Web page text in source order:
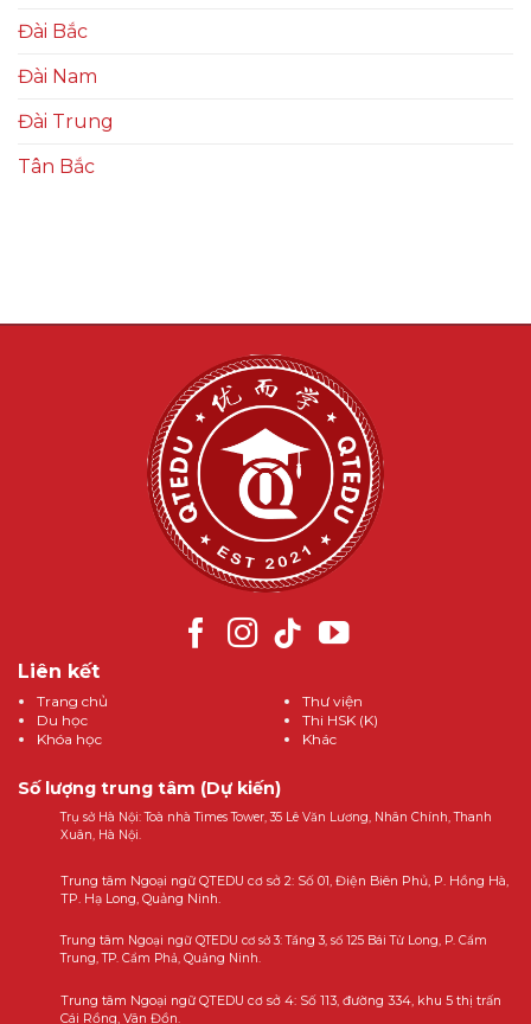
Đài Bắc
Đài Nam
Đài Trung
Tân Bắc
Liên kết
Trang chủ
Du học
Khóa học
Thư viện
Thi HSK (K)
Khác
Số lượng trung tâm (Dự kiến)
Trụ sở Hà Nội: Toà nhà Times Tower, 35 Lê Văn Lương, Nhân Chính, Thanh
Xuân, Hà Nội.
Trung tâm Ngoại ngữ QTEDU cơ sở 2: Số 01, Điện Biên Phủ, P. Hồng Hà,
TP. Hạ Long, Quảng Ninh.
Trung tâm Ngoại ngữ QTEDU cơ sở 3: Tầng 3, số 125 Bái Tử Long, P. Cẩm
Trung, TP. Cẩm Phả, Quảng Ninh.
Trung tâm Ngoại ngữ QTEDU cơ sở 4: Số 113, đường 334, khu 5 thị trấn
Cái Rồng, Vân Đồn.